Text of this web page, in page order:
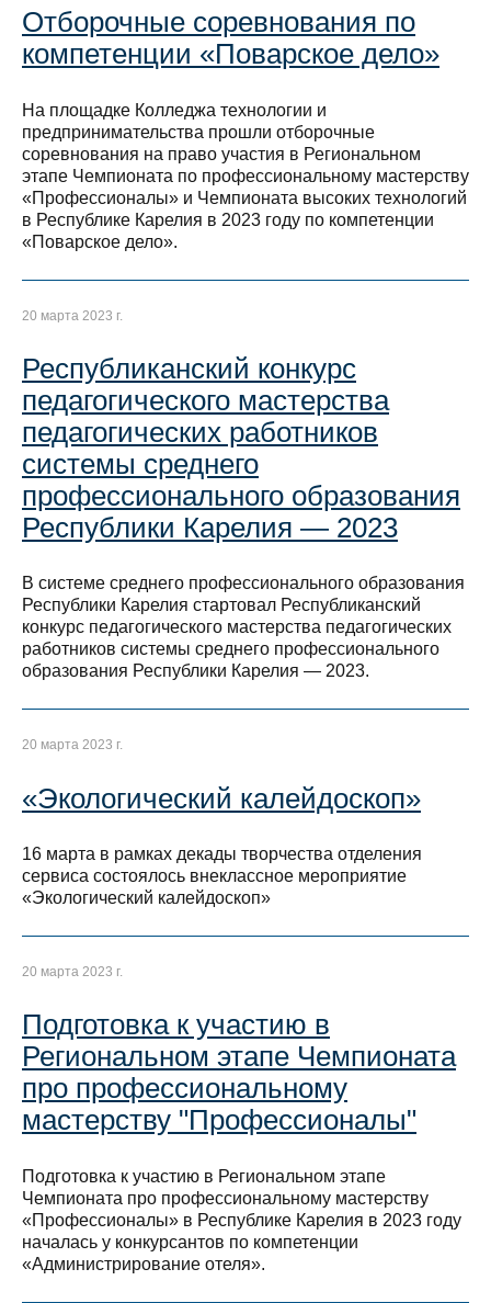
Отборочные соревнования по
компетенции «Поварское дело»
На площадке Колледжа технологии и
предпринимательства прошли отборочные
соревнования на право участия в Региональном
этапе Чемпионата по профессиональному мастерству
«Профессионалы» и Чемпионата высоких технологий
в Республике Карелия в 2023 году по компетенции
«Поварское дело».
20 марта 2023 г.
Республиканский конкурс
педагогического мастерства
педагогических работников
системы среднего
профессионального образования
Республики Карелия — 2023
В системе среднего профессионального образования
Республики Карелия стартовал Республиканский
конкурс педагогического мастерства педагогических
работников системы среднего профессионального
образования Республики Карелия — 2023.
20 марта 2023 г.
«Экологический калейдоскоп»
16 марта в рамках декады творчества отделения
сервиса состоялось внеклассное мероприятие
«Экологический калейдоскоп»
20 марта 2023 г.
Подготовка к участию в
Региональном этапе Чемпионата
про профессиональному
мастерству "Профессионалы"
Подготовка к участию в Региональном этапе
Чемпионата про профессиональному мастерству
«Профессионалы» в Республике Карелия в 2023 году
началась у конкурсантов по компетенции
«Администрирование отеля».